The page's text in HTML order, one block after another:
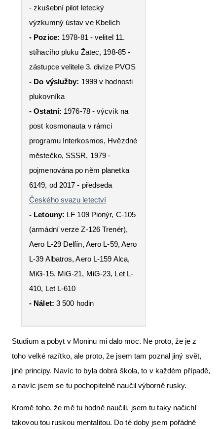
- zkušební pilot letecký
výzkumný ústav ve Kbelích
- Pozice: 1978-81 - velitel 11.
stíhacího pluku Žatec, 198-85 -
zástupce velitele 3. divize PVOS
- Do výslužby: 1999 v hodnosti
plukovníka
- Ostatní: 1976-78 - výcvik na
post kosmonauta v rámci
programu Interkosmos, Hvězdné
městečko, SSSR, 1979 -
pojmenována po něm planetka
6149, od 2017 - předseda
Českého svazu letectví
- Letouny: LF 109 Pionýr, C-105
(armádní verze Z-126 Trenér),
Aero L-29 Delfín, Aero L-59, Aero
L-39 Albatros, Aero L-159 Alca,
MiG-15, MiG-21, MiG-23, Let L-
410, Let L-610
- Nálet: 3 500 hodin
Studium a pobyt v Moninu mi dalo moc. Ne proto, že je z
toho velké razítko, ale proto, že jsem tam poznal jiný svět,
jiné principy. Navíc to byla dobrá škola, to v každém případě,
a navíc jsem se tu pochopitelně naučil výborně rusky.
Kromě toho, že mě tu hodně naučili, jsem tu taky načichl
takovou tou ruskou mentalitou. Do té doby jsem pořádně